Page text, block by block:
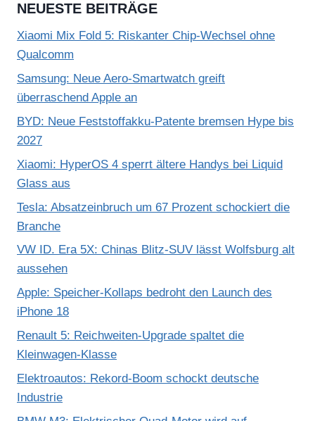
NEUESTE BEITRÄGE
Xiaomi Mix Fold 5: Riskanter Chip-Wechsel ohne
Qualcomm
Samsung: Neue Aero-Smartwatch greift
überraschend Apple an
BYD: Neue Feststoffakku-Patente bremsen Hype bis
2027
Xiaomi: HyperOS 4 sperrt ältere Handys bei Liquid
Glass aus
Tesla: Absatzeinbruch um 67 Prozent schockiert die
Branche
VW ID. Era 5X: Chinas Blitz-SUV lässt Wolfsburg alt
aussehen
Apple: Speicher-Kollaps bedroht den Launch des
iPhone 18
Renault 5: Reichweiten-Upgrade spaltet die
Kleinwagen-Klasse
Elektroautos: Rekord-Boom schockt deutsche
Industrie